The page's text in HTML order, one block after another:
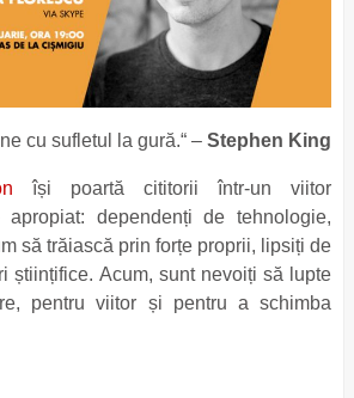
cu sufletul la gură.“ – Stephen King
își poartă cititorii într-un viitor
apropiat: dependenți de tehnologie,
să trăiască prin forțe proprii, lipsiți de
științifice. Acum, sunt nevoiți să lupte
pentru viitor și pentru a schimba